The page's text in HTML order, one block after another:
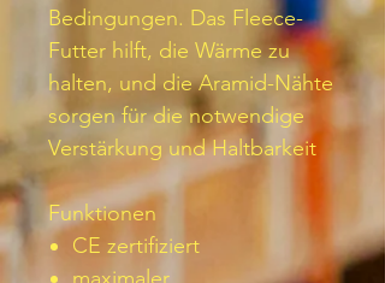
Bedingungen. Das Fleece-
Futter hilft, die Wärme zu
halten, und die Aramid-Nähte
sorgen für die notwendige
Verstärkung und Haltbarkeit
Funktionen
CE zertifiziert